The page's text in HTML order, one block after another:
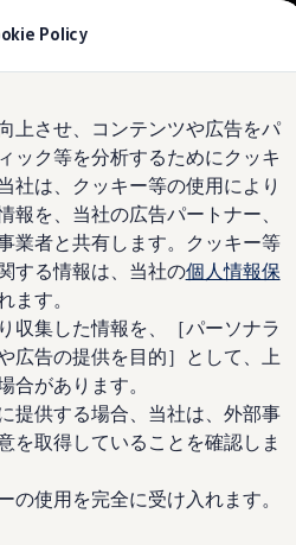
Policy
上させ、コンテンツや広告をパ
ック等を分析するためにクッキ
社は、クッキー等の使用により
報を、当社の広告パートナー、
業者と共有します。クッキー等
する情報は、当社の個人情報保
ます。
収集した情報を、［パーソナラ
広告の提供を目的］として、上
合があります。
提供する場合、当社は、外部事
を取得していることを確認しま
の使用を完全に受け入れます。
ーション
ター
ジン
ント
戸ルート6
ビュー